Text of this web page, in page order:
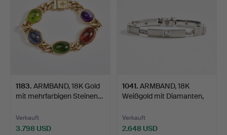
1183. ARMBAND, 18K Gold
mit mehrfarbigen Steinen…
Verkauft
3.798 USD
1041. ARMBAND, 18K
Weißgold mit Diamanten,
Verkauft
2.648 USD